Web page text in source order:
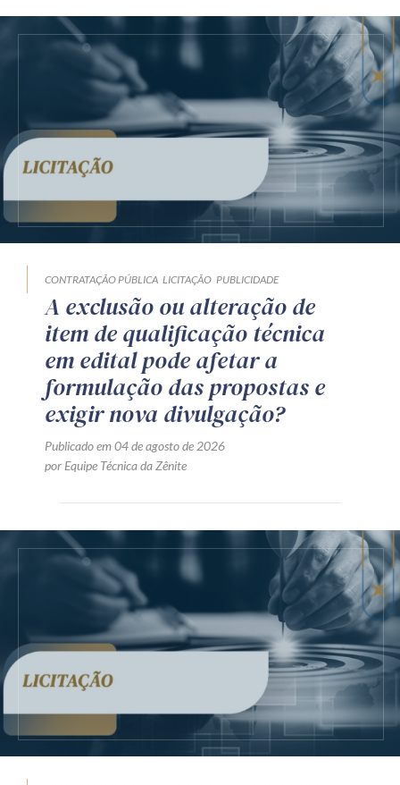
CONTRATAÇÃO PÚBLICA LICITAÇÃO PUBLICIDADE
A exclusão ou alteração de
item de qualificação técnica
em edital pode afetar a
formulação das propostas e
exigir nova divulgação?
Publicado em 04 de agosto de 2026
por Equipe Técnica da Zênite